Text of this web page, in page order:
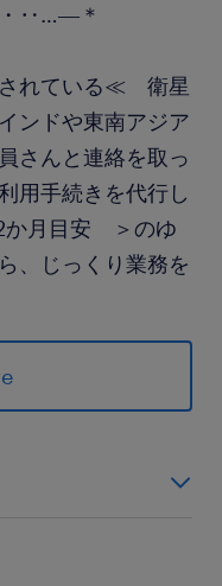
・‥…―＊
されている≪ 衛星
ドや東南アジア
さんと連絡を取っ
用手続きを代行し
月目安 ＞のゆ
、じっくり業務を
Ｗワークは不可)